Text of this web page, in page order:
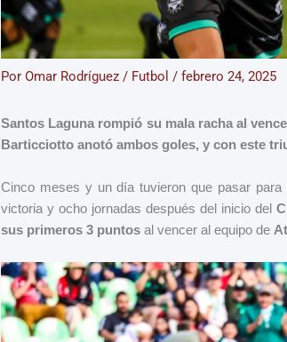
Por Omar Rodríguez / Futbol / febrero 24, 2025
Santos Laguna rompió su mala racha al
Barticciotto anotó ambos goles, y con este
Cinco meses y un día tuvieron que pasar para
victoria y ocho jornadas después del inicio del
sus primeros 3 puntos al vencer al equipo de